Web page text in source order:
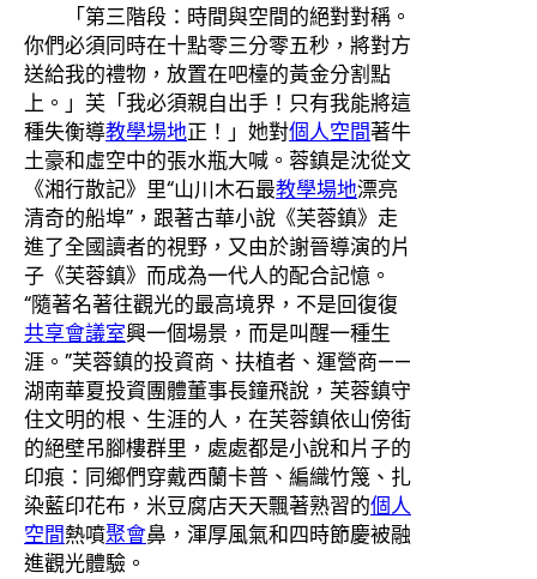
「第三階段：時間與空間的絕對對稱。
你們必須同時在十點零三分零五秒，將對方
送給我的禮物，放置在吧檯的黃金分割點
上。」芙「我必須親自出手！只有我能將這
種失衡導教學場地正！」她對個人空間著牛
土豪和虛空中的張水瓶大喊。蓉鎮是沈從文
《湘行散記》里“山川木石最教學場地漂亮
清奇的船埠”，跟著古華小說《芙蓉鎮》走
進了全國讀者的視野，又由於謝晉導演的片
子《芙蓉鎮》而成為一代人的配合記憶。
“隨著名著往觀光的最高境界，不是回復復
共享會議室興一個場景，而是叫醒一種生
涯。”芙蓉鎮的投資商、扶植者、運營商——
湖南華夏投資團體董事長鐘飛說，芙蓉鎮守
住文明的根、生涯的人，在芙蓉鎮依山傍街
的絕壁吊腳樓群里，處處都是小說和片子的
印痕：同鄉們穿戴西蘭卡普、編織竹篾、扎
染藍印花布，米豆腐店天天飄著熟習的個人
空間熱噴聚會鼻，渾厚風氣和四時節慶被融
進觀光體驗。